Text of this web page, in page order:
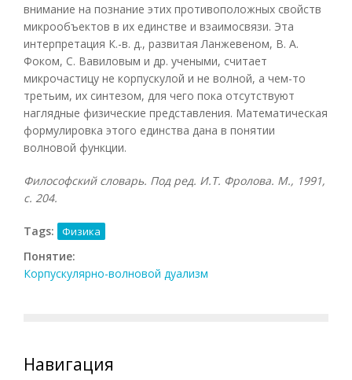
внимание на познание этих противоположных свойств
микрообъектов в их единстве и взаимосвязи. Эта
интерпретация К.-в. д., развитая Ланжевеном, В. А.
Фоком, С. Вавиловым и др. учеными, считает
микрочастицу не корпускулой и не волной, а чем-то
третьим, их синтезом, для чего пока отсутствуют
наглядные физические представления. Математическая
формулировка этого единства дана в понятии
волновой функции.
Философский словарь. Под ред. И.Т. Фролова. М., 1991,
с. 204.
Tags: Физика
Понятие:
Корпускулярно-волновой дуализм
Навигация